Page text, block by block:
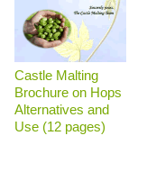
Castle Malting
Brochure on Hops
Alternatives and
Use (12 pages)